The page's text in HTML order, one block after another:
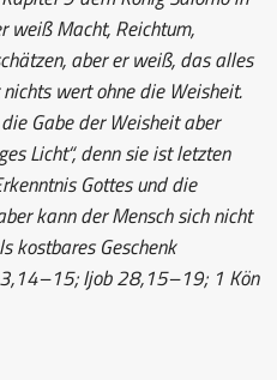
weiß Macht, Reichtum,
aber er weiß, das alles
wert ohne die Weisheit.
Gabe der Weisheit aber
Licht“, denn sie ist letzten
Gottes und die
kann der Mensch sich nicht
kostbares Geschenk
Ijob 28,15–19; 1 Kön